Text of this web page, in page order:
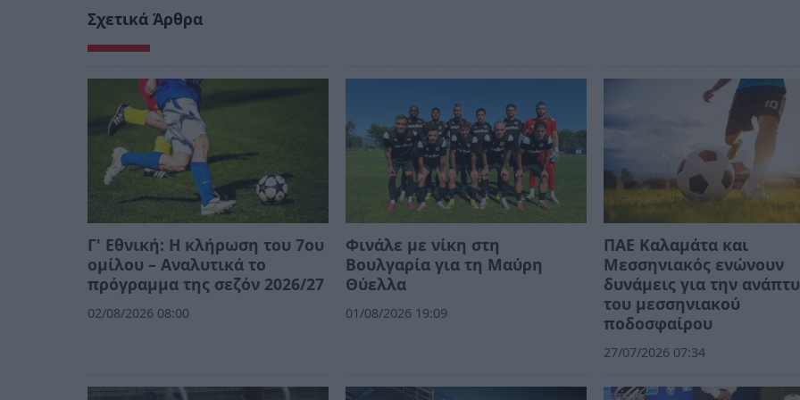
Σχετικά Άρθρα
Γ' Εθνική: Η κλήρωση του 7ου
ομίλου – Αναλυτικά το
πρόγραμμα της σεζόν 2026/27
02/08/2026 08:00
Φινάλε με νίκη στη
Βουλγαρία για τη Μαύρη
Θύελλα
01/08/2026 19:09
ΠΑΕ Καλαμάτα και
Μεσσηνιακός ενώνουν
δυνάμεις για την
του μεσσηνιακού
ποδοσφαίρου
27/07/2026 07:34